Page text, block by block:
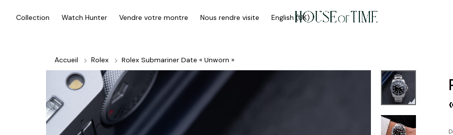
Collection Watch Hunter Vendre votre montre Nous rendre visite English (UK)
Accueil Rolex Rolex Submariner Date « Unworn »